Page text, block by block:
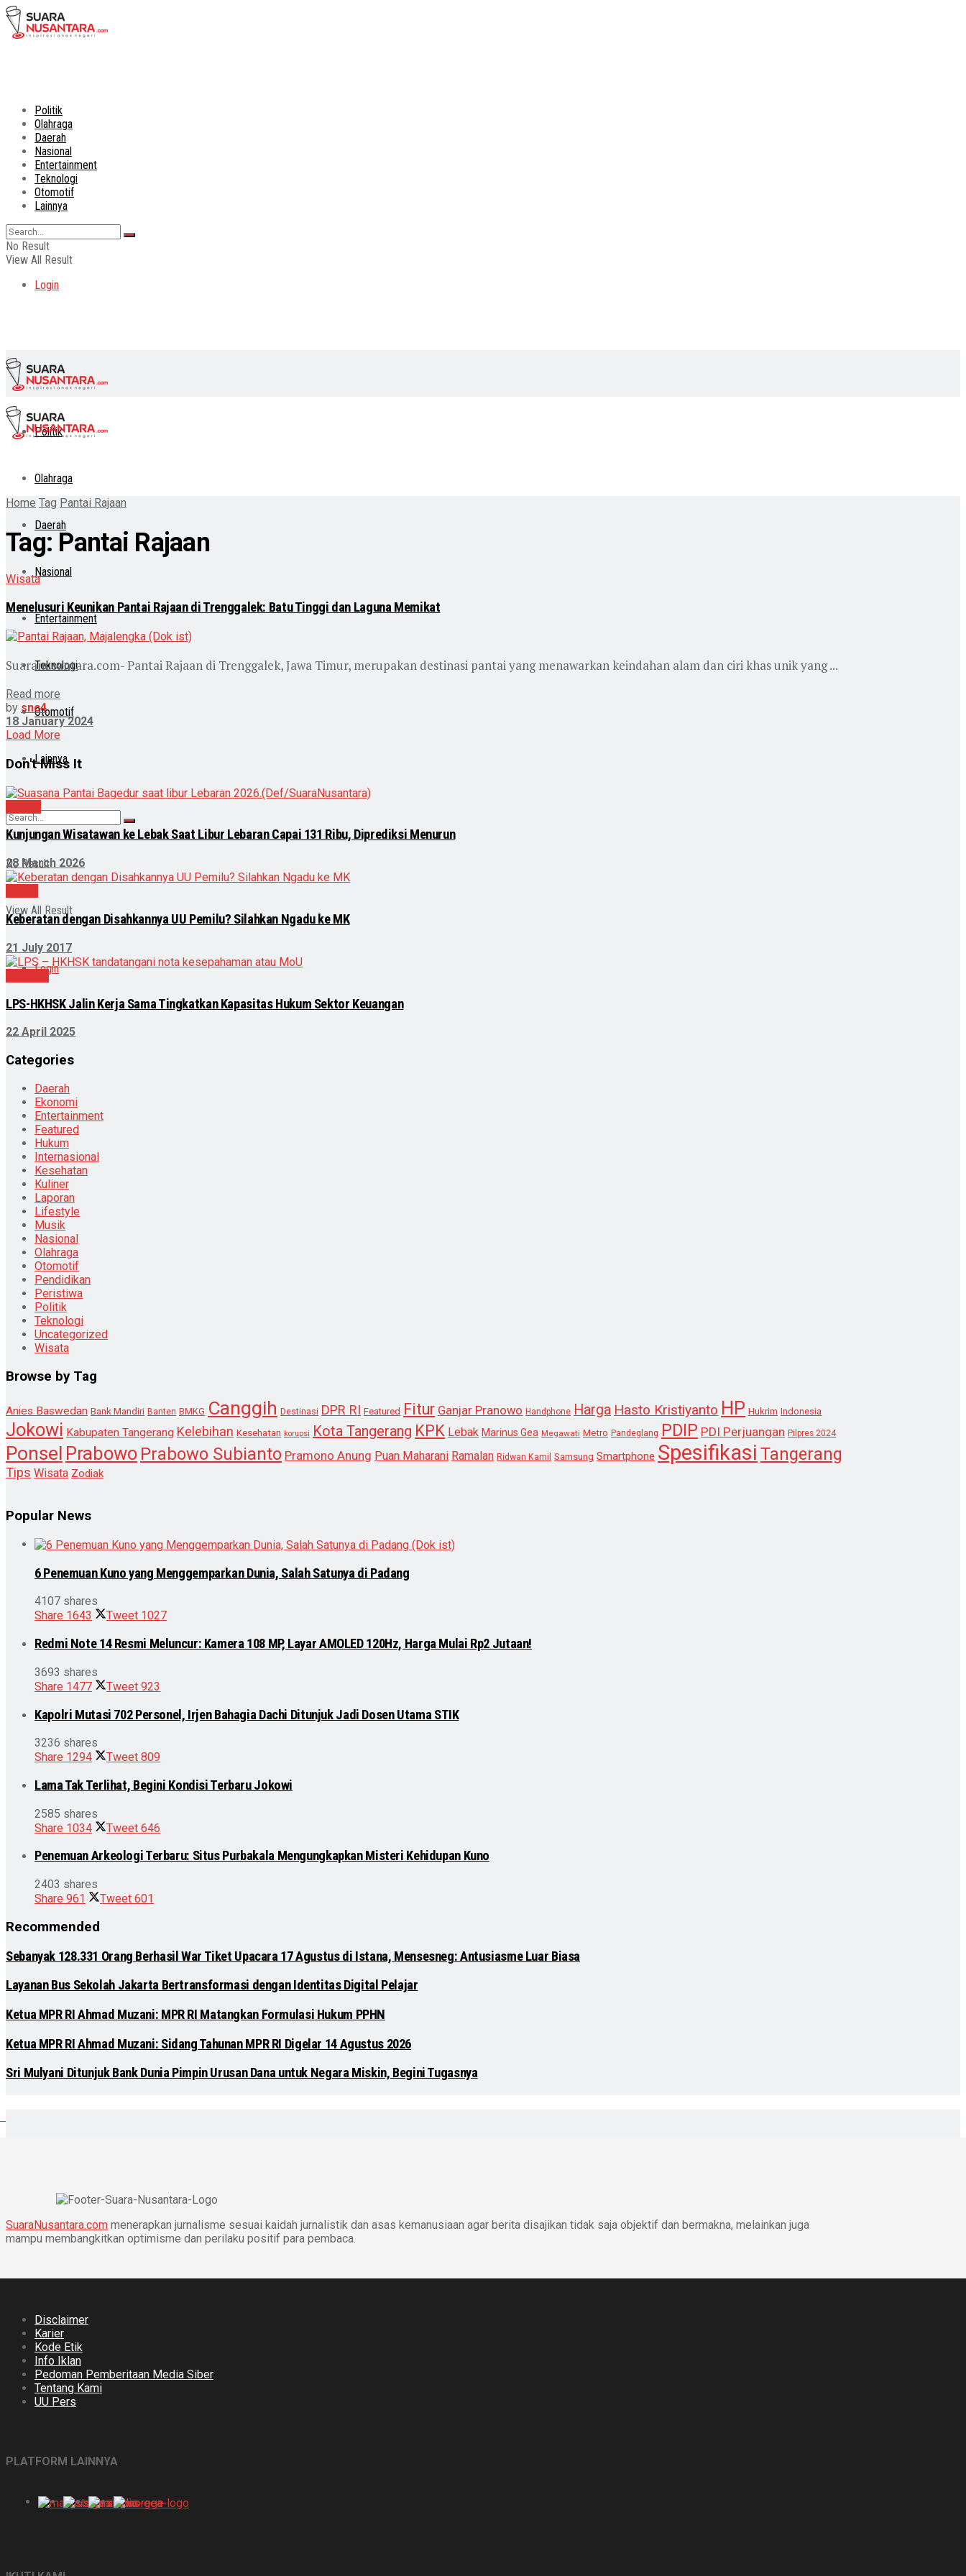
Politik
Olahraga
Daerah
Nasional
Entertainment
Teknologi
Otomotif
Lainnya
No Result
View All Result
Login
Politik
Olahraga
Daerah
Nasional
Entertainment
Teknologi
Otomotif
Lainnya
No Result
View All Result
Login
Home Tag Pantai Rajaan
Tag: Pantai Rajaan
Wisata
Menelusuri Keunikan Pantai Rajaan di Trenggalek: Batu Tinggi dan Laguna Memikat
Suaranusantara.com- Pantai Rajaan di Trenggalek, Jawa Timur, merupakan destinasi pantai yang menawarkan keindahan alam dan ciri khas unik yang ...
Read more
by snc4
18 January 2024
Load More
Don't Miss It
Kunjungan Wisatawan ke Lebak Saat Libur Lebaran Capai 131 Ribu, Diprediksi Menurun
28 March 2026
Keberatan dengan Disahkannya UU Pemilu? Silahkan Ngadu ke MK
21 July 2017
LPS-HKHSK Jalin Kerja Sama Tingkatkan Kapasitas Hukum Sektor Keuangan
22 April 2025
Categories
Daerah
Ekonomi
Entertainment
Featured
Hukum
Internasional
Kesehatan
Kuliner
Laporan
Lifestyle
Musik
Nasional
Olahraga
Otomotif
Pendidikan
Peristiwa
Politik
Teknologi
Uncategorized
Wisata
Browse by Tag
Anies Baswedan Bank Mandiri Banten BMKG Canggih Destinasi DPR RI Featured Fitur Ganjar Pranowo Handphone Harga Hasto Kristiyanto HP Hukrim Indonesia
Jokowi Kabupaten Tangerang Kelebihan Kesehatan korupsi Kota Tangerang KPK Lebak Marinus Gea Megawati Metro Pandeglang PDIP PDI Perjuangan Pilpres 2024
Ponsel Prabowo Prabowo Subianto Pramono Anung Puan Maharani Ramalan Ridwan Kamil Samsung Smartphone Spesifikasi Tangerang
Tips Wisata Zodiak
Popular News
6 Penemuan Kuno yang Menggemparkan Dunia, Salah Satunya di Padang
4107 shares
Share 1643 Tweet 1027
Redmi Note 14 Resmi Meluncur: Kamera 108 MP, Layar AMOLED 120Hz, Harga Mulai Rp2 Jutaan!
3693 shares
Share 1477 Tweet 923
Kapolri Mutasi 702 Personel, Irjen Bahagia Dachi Ditunjuk Jadi Dosen Utama STIK
3236 shares
Share 1294 Tweet 809
Lama Tak Terlihat, Begini Kondisi Terbaru Jokowi
2585 shares
Share 1034 Tweet 646
Penemuan Arkeologi Terbaru: Situs Purbakala Mengungkapkan Misteri Kehidupan Kuno
2403 shares
Share 961 Tweet 601
Recommended
Sebanyak 128.331 Orang Berhasil War Tiket Upacara 17 Agustus di Istana, Mensesneg: Antusiasme Luar Biasa
Layanan Bus Sekolah Jakarta Bertransformasi dengan Identitas Digital Pelajar
Ketua MPR RI Ahmad Muzani: MPR RI Matangkan Formulasi Hukum PPHN
Ketua MPR RI Ahmad Muzani: Sidang Tahunan MPR RI Digelar 14 Agustus 2026
Sri Mulyani Ditunjuk Bank Dunia Pimpin Urusan Dana untuk Negara Miskin, Begini Tugasnya
SuaraNusantara.com menerapkan jurnalisme sesuai kaidah jurnalistik dan asas kemanusiaan agar berita disajikan tidak saja objektif dan bermakna, melainkan juga
mampu membangkitkan optimisme dan perilaku positif para pembaca.
Disclaimer
Karier
Kode Etik
Info Iklan
Pedoman Pemberitaan Media Siber
Tentang Kami
UU Pers
PLATFORM LAINNYA